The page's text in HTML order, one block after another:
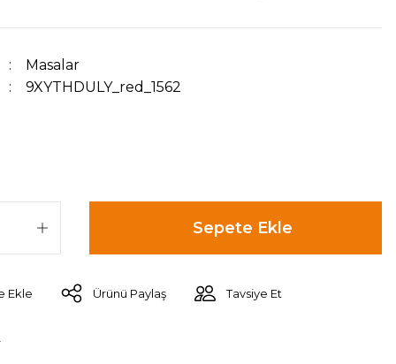
Masalar
9XYTHDULY_red_1562
Sepete Ekle
Ürünü Paylaş Tavsiye Et